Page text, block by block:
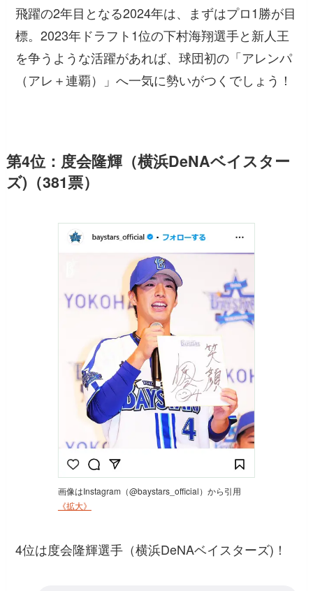
飛躍の2年目となる2024年は、まずはプロ1勝が目
標。2023年ドラフト1位の下村海翔選手と新人王
を争うような活躍があれば、球団初の「アレンパ
（アレ＋連覇）」へ一気に勢いがつくでしょう！
第4位：度会隆輝（横浜DeNAベイスター
ズ)（381票）
画像はInstagram（@baystars_official）から引用
《拡大》
4位は度会隆輝選手（横浜DeNAベイスターズ)！